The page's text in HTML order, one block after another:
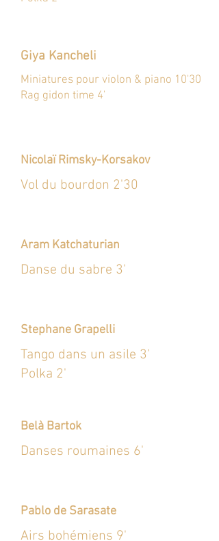
Giya Kancheli
Miniatures pour violon & piano 10'30
Rag gidon time 4'
Nicolaï Rimsky-Korsakov
Vol du bourdon 2'30
Aram Katchaturian
Danse du sabre 3'
Stephane Grapelli
Tango dans un asile 3'
Polka 2'
Belà Bartok
Danses roumaines 6'
Pablo de Sarasate
Airs bohémiens 9'